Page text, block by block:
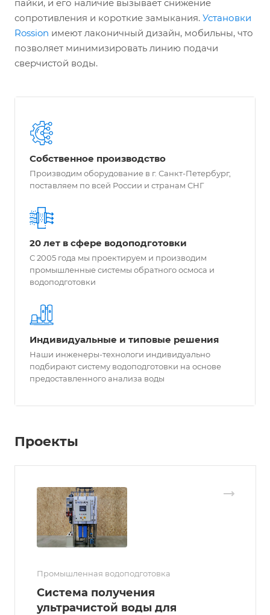
пайки, и его наличие вызывает снижение
сопротивления и короткие замыкания. Установки
Rossion имеют лаконичный дизайн, мобильны, что
позволяет минимизировать линию подачи
сверчистой воды.
Собственное производство
Производим оборудование в г. Санкт-Петербург,
поставляем по всей России и странам СНГ
20 лет в сфере водоподготовки
С 2005 года мы проектируем и производим
промышленные системы обратного осмоса и
водоподготовки
Индивидуальные и типовые решения
Наши инженеры-технологи индивидуально
подбирают систему водоподготовки на основе
предоставленного анализа воды
Проекты
Промышленная водоподготовка
Система получения
ультрачистой воды для